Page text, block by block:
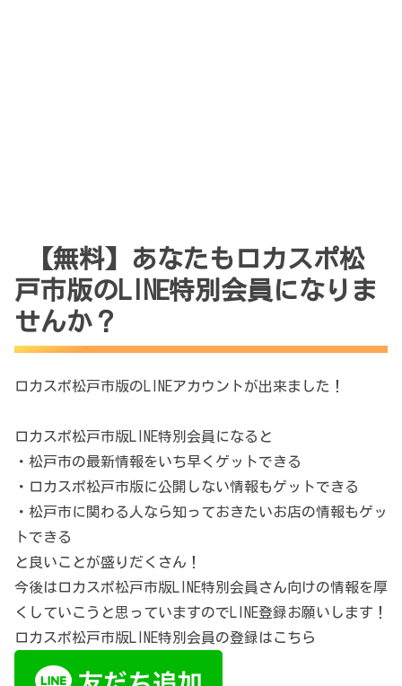
【無料】あなたもロカスポ松
戸市版のLINE特別会員になりま
せんか？
ロカスポ松戸市版のLINEアカウントが出来ました！
ロカスポ松戸市版LINE特別会員になると
・松戸市の最新情報をいち早くゲットできる
・ロカスポ松戸市版に公開しない情報もゲットできる
・松戸市に関わる人なら知っておきたいお店の情報もゲッ
トできる
と良いことが盛りだくさん！
今後はロカスポ松戸市版LINE特別会員さん向けの情報を厚
くしていこうと思っていますのでLINE登録お願いします！
ロカスポ松戸市版LINE特別会員の登録はこちら